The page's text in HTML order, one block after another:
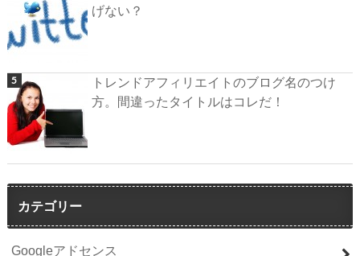
げない？
トレンドアフィリエイトのブログ名のつけ
方。間違ったタイトルはコレだ！
カテゴリー
Googleアドセンス